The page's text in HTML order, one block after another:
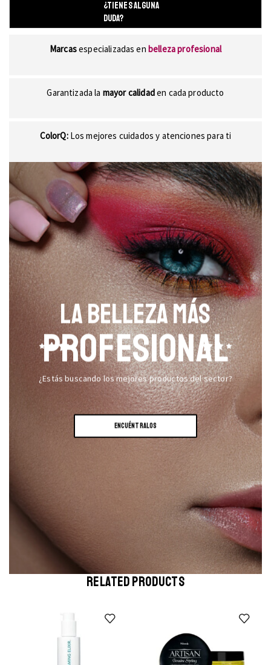
¿TIENES ALGUNA
DUDA?
Marcasespecializadas en belleza profesional
Garantizada la mayor calidaden cada producto
ColorQ:Los mejores cuidados y atenciones para ti
LA BELLEZA MÁS
PROFESIONAL
¿Estás buscando los mejores productos del sector?
ENCUÉNTRALOS
RELATED PRODUCTS